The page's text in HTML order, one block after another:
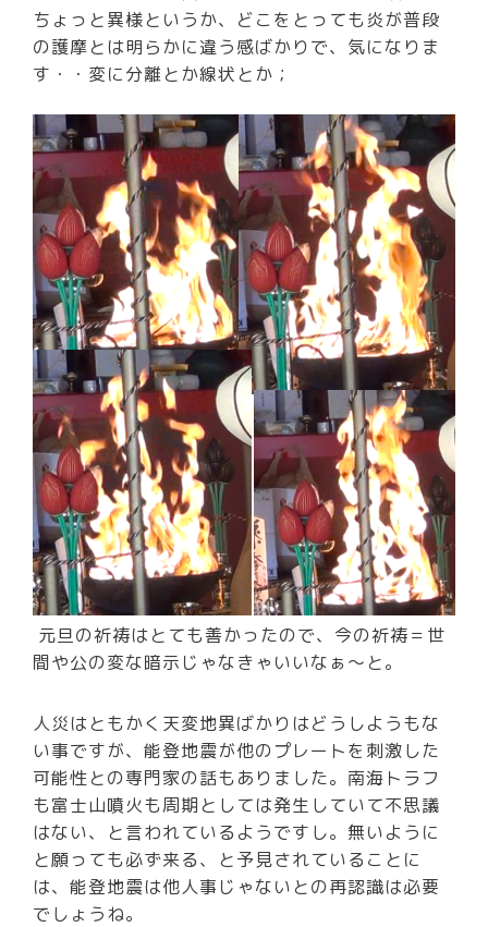
ちょっと異様というか、どこをとっても炎が普段
の護摩とは明らかに違う感ばかりで、気になりま
す・・変に分離とか線状とか；
元旦の祈祷はとても善かったので、今の祈祷＝世
間や公の変な暗示じゃなきゃいいなぁ～と。
人災はともかく天変地異ばかりはどうしようもな
い事ですが、能登地震が他のプレートを刺激した
可能性との専門家の話もありました。南海トラフ
も富士山噴火も周期としては発生していて不思議
はない、と言われているようですし。無いように
と願っても必ず来る、と予見されていることに
は、能登地震は他人事じゃないとの再認識は必要
でしょうね。